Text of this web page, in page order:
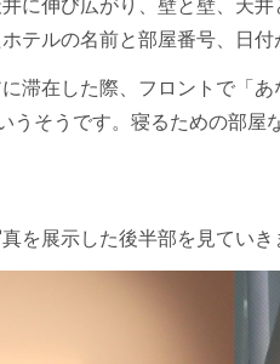
に伸び広がり、壁と壁、天
テルの名前と部屋番号、日付
滞在した際、フロントで「
うそうです。寝るための部
を展示した後半部を見ていき